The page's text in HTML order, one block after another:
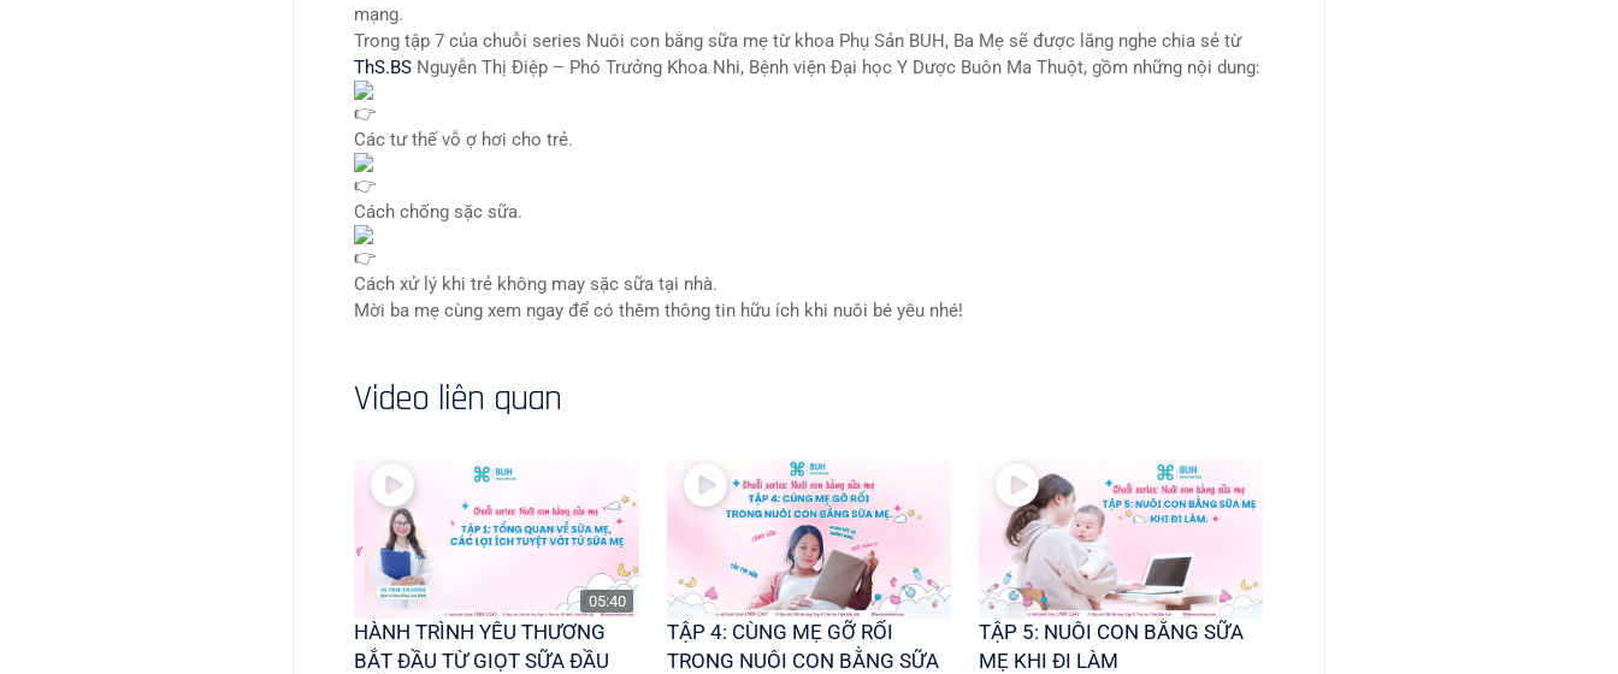
mạng.
Trong tập 7 của chuỗi series Nuôi con bằng sữa mẹ từ khoa Phụ Sản BUH, Ba Mẹ sẽ được lắng nghe chia sẻ từ
ThS.BS Nguyễn Thị Điệp – Phó Trưởng Khoa Nhi, Bệnh viện Đại học Y Dược Buôn Ma Thuột, gồm những nội dung:
Các tư thế vỗ ợ hơi cho trẻ.
Cách chống sặc sữa.
Cách xử lý khi trẻ không may sặc sữa tại nhà.
Mời ba mẹ cùng xem ngay để có thêm thông tin hữu ích khi nuôi bé yêu nhé!
Video liên quan
05:40
HÀNH TRÌNH YÊU THƯƠNG
BẮT ĐẦU TỪ GIỌT SỮA ĐẦU
TẬP 4: CÙNG MẸ GỠ RỐI
TRONG NUÔI CON BẰNG SỮA
TẬP 5: NUÔI CON BẰNG SỮA
MẸ KHI ĐI LÀM